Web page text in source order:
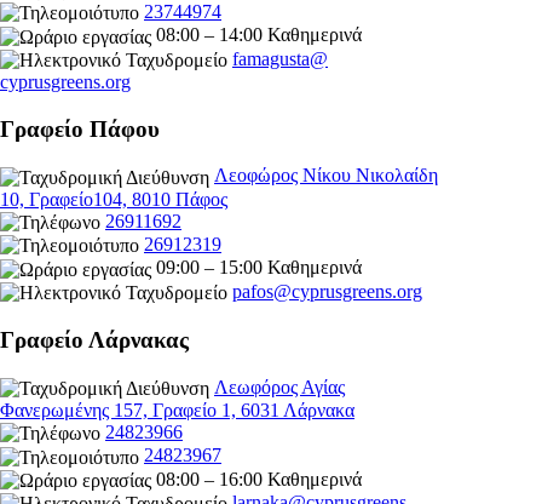
23744974
08:00 – 14:00 Καθημερινά
famagusta@
cyprusgreens.org
Γραφείο Πάφου
Λεοφώρος Νίκου Νικολαίδη
10, Γραφείο104, 8010 Πάφος
26911692
26912319
09:00 – 15:00 Καθημερινά
pafos@cyprusgreens.org
Γραφείο Λάρνακας
Λεωφόρος Αγίας
Φανερωμένης 157, Γραφείο 1, 6031 Λάρνακα
24823966
24823967
08:00 – 16:00 Καθημερινά